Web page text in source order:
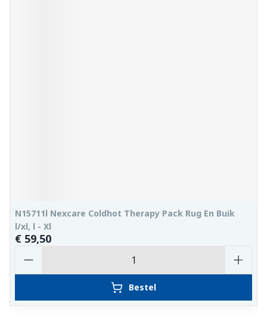
N15711l Nexcare Coldhot Therapy Pack Rug En Buik
l/xl, l - Xl
€ 59,50
Bestel